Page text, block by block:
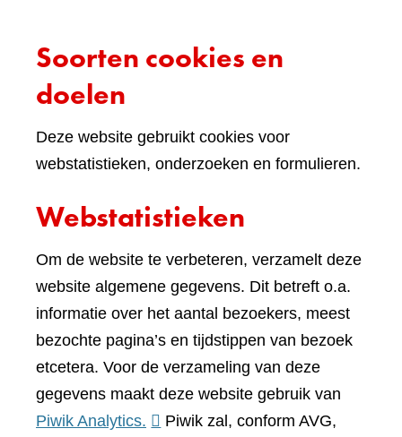
Soorten cookies en
doelen
Deze website gebruikt cookies voor
webstatistieken, onderzoeken en formulieren.
Webstatistieken
Om de website te verbeteren, verzamelt deze
website algemene gegevens. Dit betreft o.a.
informatie over het aantal bezoekers, meest
bezochte pagina’s en tijdstippen van bezoek
etcetera. Voor de verzameling van deze
gegevens maakt deze website gebruik van
Piwik Analytics. (verwijst
Piwik zal, conform AVG,